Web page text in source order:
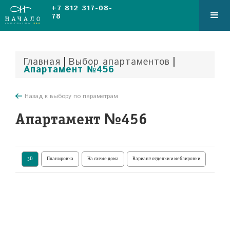
+7 812 317-08-
78
Главная | Выбор апартаментов |
Апартамент №456
Назад к выбору по параметрам
Апартамент №456
3D Планировка На схеме дома Вариант отделки и меблировки